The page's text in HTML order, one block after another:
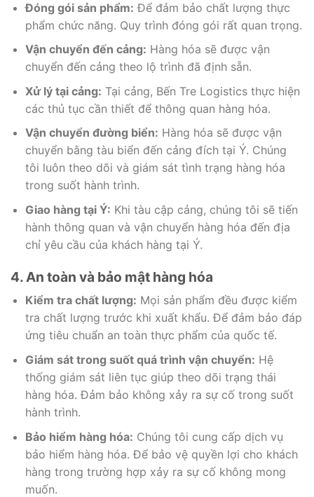
Đóng gói sản phẩm: Để đảm bảo chất lượng thực
phẩm chức năng. Quy trình đóng gói rất quan trọng.
Vận chuyển đến cảng: Hàng hóa sẽ được vận
chuyển đến cảng theo lộ trình đã định sẵn.
Xử lý tại cảng: Tại cảng, Bến Tre Logistics thực hiện
các thủ tục cần thiết để thông quan hàng hóa.
Vận chuyển đường biển: Hàng hóa sẽ được vận
chuyển bằng tàu biển đến cảng đích tại Ý. Chúng
tôi luôn theo dõi và giám sát tình trạng hàng hóa
trong suốt hành trình.
Giao hàng tại Ý: Khi tàu cập cảng, chúng tôi sẽ tiến
hành thông quan và vận chuyển hàng hóa đến địa
chỉ yêu cầu của khách hàng tại Ý.
4. An toàn và bảo mật hàng hóa
Kiểm tra chất lượng: Mọi sản phẩm đều được kiểm
tra chất lượng trước khi xuất khẩu. Để đảm bảo đáp
ứng tiêu chuẩn an toàn thực phẩm của quốc tế.
Giám sát trong suốt quá trình vận chuyển: Hệ
thống giám sát liên tục giúp theo dõi trạng thái
hàng hóa. Đảm bảo không xảy ra sự cố trong suốt
hành trình.
Bảo hiểm hàng hóa: Chúng tôi cung cấp dịch vụ
bảo hiểm hàng hóa. Để bảo vệ quyền lợi cho khách
hàng trong trường hợp xảy ra sự cố không mong
muốn.